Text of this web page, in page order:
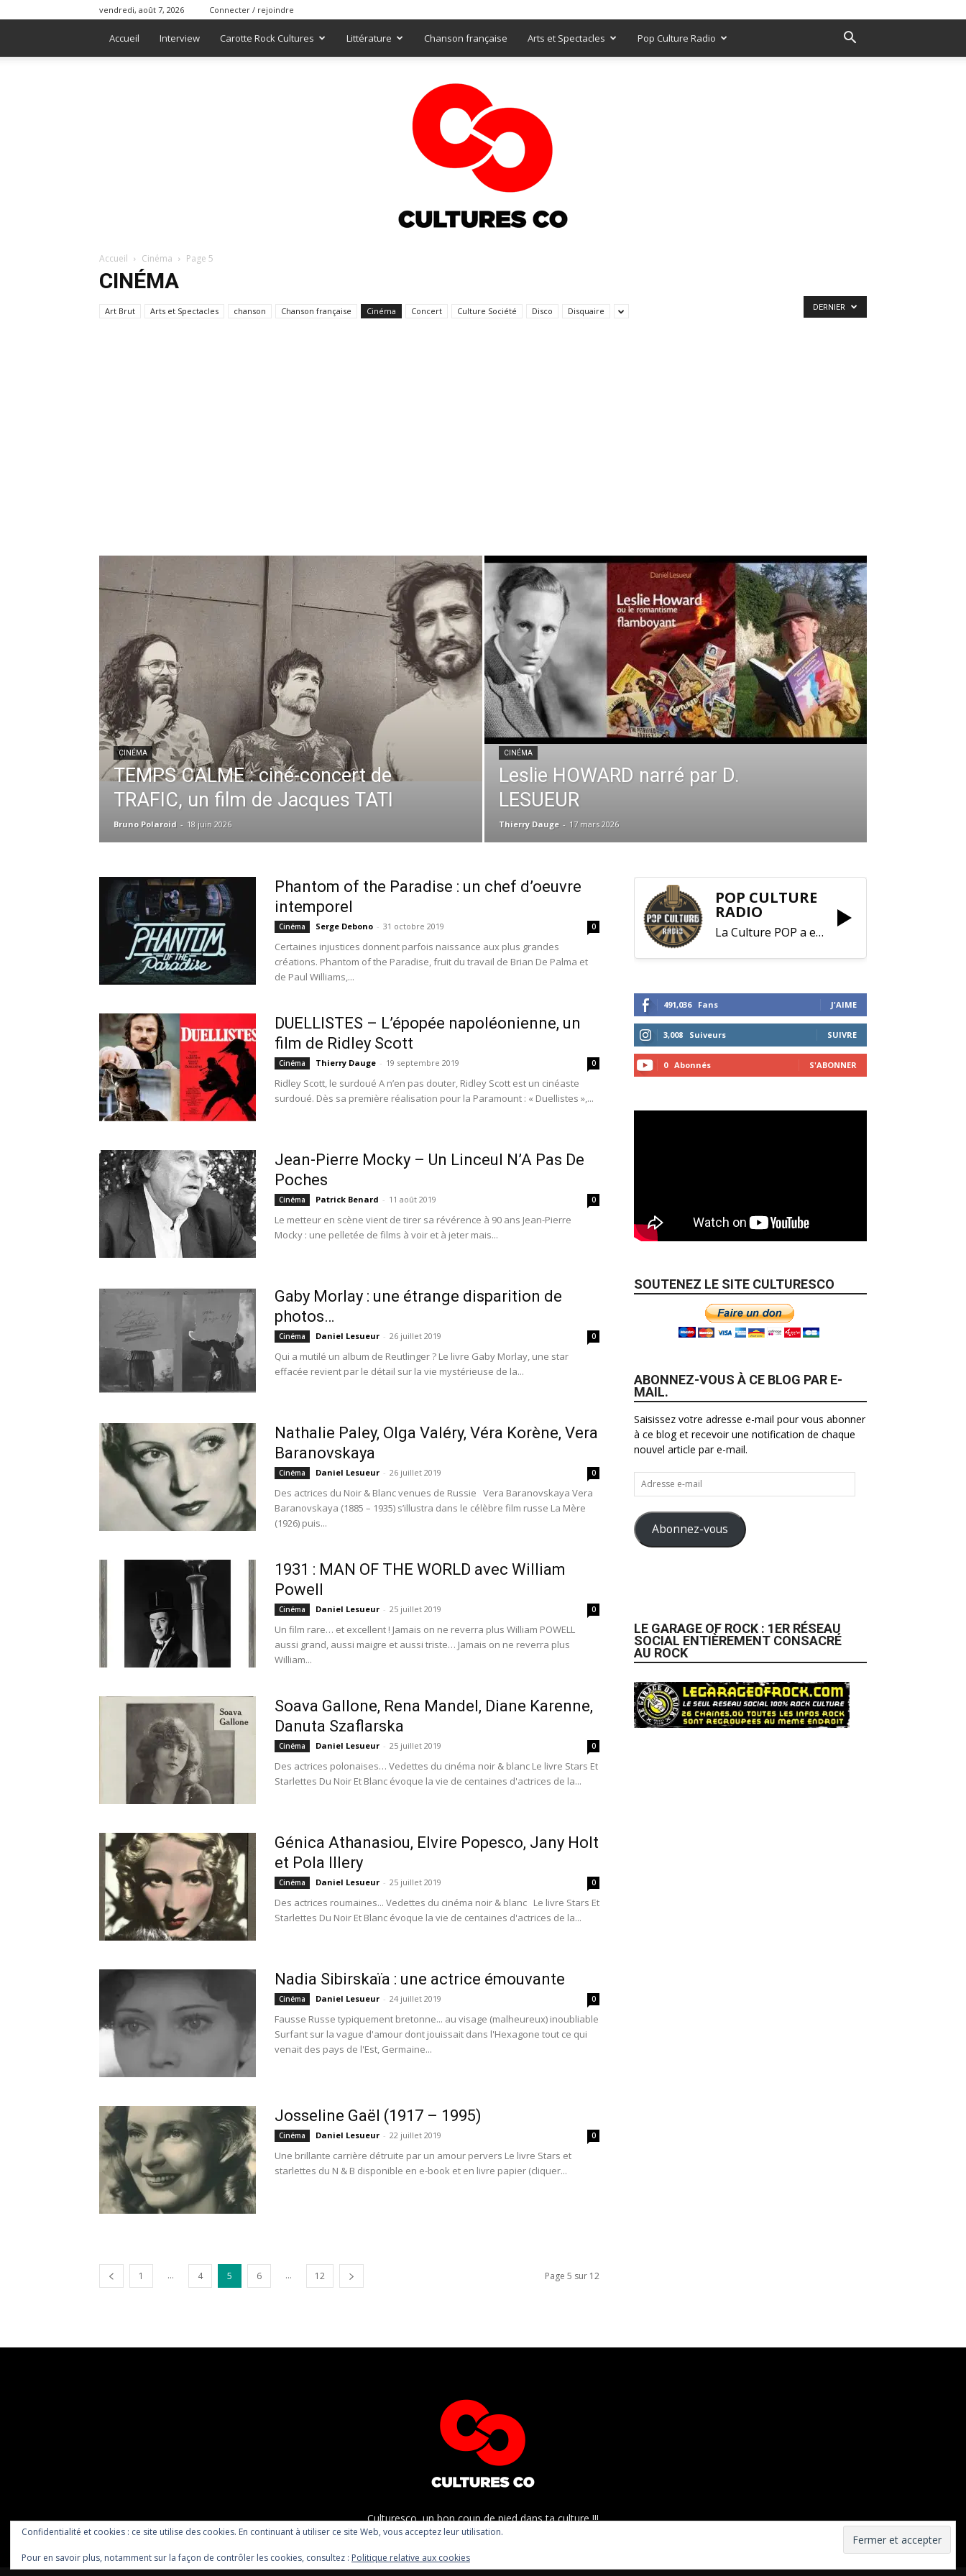
vendredi, août 7, 2026 Connecter / rejoindre
Accueil Interview Carotte Rock Cultures Littérature Chanson française Arts et Spectacles Pop Culture Radio
Accueil Cinéma Page 5
CINÉMA
Art Brut Arts et Spectacles chanson Chanson française Cinéma Concert Culture Société Disco Disquaire DERNIER
CINÉMA
TEMPS CALME : ciné-concert de
TRAFIC, un film de Jacques TATI
Bruno Polaroid - 18 juin 2026
CINÉMA
Leslie HOWARD narré par D.
LESUEUR
Thierry Dauge - 17 mars 2026
Phantom of the Paradise : un chef d’oeuvre
intemporel
Cinéma Serge Debono - 31 octobre 2019 0
Certaines injustices donnent parfois naissance aux plus grandes
créations. Phantom of the Paradise, fruit du travail de Brian De Palma et
de Paul Williams,...
DUELLISTES – L’épopée napoléonienne, un
film de Ridley Scott
Cinéma Thierry Dauge - 19 septembre 2019 0
Ridley Scott, le surdoué A n’en pas douter, Ridley Scott est un cinéaste
surdoué. Dès sa première réalisation pour la Paramount : « Duellistes »,...
Jean-Pierre Mocky – Un Linceul N’A Pas De
Poches
Cinéma Patrick Benard - 11 août 2019 0
Le metteur en scène vient de tirer sa révérence à 90 ans Jean-Pierre
Mocky : une pelletée de films à voir et à jeter mais...
Gaby Morlay : une étrange disparition de
photos…
Cinéma Daniel Lesueur - 26 juillet 2019 0
Qui a mutilé un album de Reutlinger ? Le livre Gaby Morlay, une star
effacée revient par le détail sur la vie mystérieuse de la...
Nathalie Paley, Olga Valéry, Véra Korène, Vera
Baranovskaya
Cinéma Daniel Lesueur - 26 juillet 2019 0
Des actrices du Noir & Blanc venues de Russie Vera Baranovskaya Vera
Baranovskaya (1885 – 1935) s’illustra dans le célèbre film russe La Mère
(1926) puis...
1931 : MAN OF THE WORLD avec William
Powell
Cinéma Daniel Lesueur - 25 juillet 2019 0
Un film rare… et excellent ! Jamais on ne reverra plus William POWELL
aussi grand, aussi maigre et aussi triste… Jamais on ne reverra plus
William...
Soava Gallone, Rena Mandel, Diane Karenne,
Danuta Szaflarska
Cinéma Daniel Lesueur - 25 juillet 2019 0
Des actrices polonaises… Vedettes du cinéma noir & blanc Le livre Stars Et
Starlettes Du Noir Et Blanc évoque la vie de centaines d'actrices de la...
Génica Athanasiou, Elvire Popesco, Jany Holt
et Pola Illery
Cinéma Daniel Lesueur - 25 juillet 2019 0
Des actrices roumaines... Vedettes du cinéma noir & blanc Le livre Stars Et
Starlettes Du Noir Et Blanc évoque la vie de centaines d'actrices de la...
Nadia Sibirskaïa : une actrice émouvante
Cinéma Daniel Lesueur - 24 juillet 2019 0
Fausse Russe typiquement bretonne... au visage (malheureux) inoubliable
Surfant sur la vague d'amour dont jouissait dans l'Hexagone tout ce qui
venait des pays de l'Est, Germaine...
Josseline Gaël (1917 – 1995)
Cinéma Daniel Lesueur - 22 juillet 2019 0
Une brillante carrière détruite par un amour pervers Le livre Stars et
starlettes du N & B disponible en e-book et en livre papier (cliquer...
1 ... 4 5 6 ... 12 Page 5 sur 12
POP CULTURE
RADIO
La Culture POP a enfin trouvé sa RADIO !
491,036 Fans J'AIME
3,008 Suiveurs SUIVRE
0 Abonnés S'ABONNER
SOUTENEZ LE SITE CULTURESCO
ABONNEZ-VOUS À CE BLOG PAR E-
MAIL.
Saisissez votre adresse e-mail pour vous abonner
à ce blog et recevoir une notification de chaque
nouvel article par e-mail.
Adresse
e-
mail
Abonnez-vous
LE GARAGE OF ROCK : 1ER RÉSEAU
SOCIAL ENTIÈREMENT CONSACRÉ
AU ROCK
Culturesco, un bon coup de pied dans ta culture !!!
Confidentialité et cookies : ce site utilise des cookies. En continuant à utiliser ce site Web, vous acceptez leur utilisation.
Pour en savoir plus, notamment sur la façon de contrôler les cookies, consultez : Politique relative aux cookies